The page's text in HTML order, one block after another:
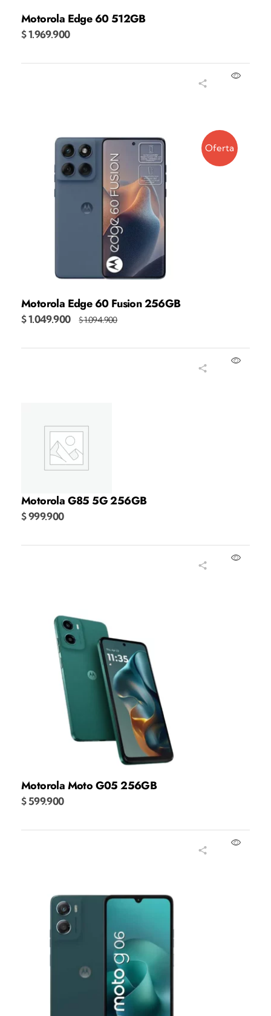
Motorola Edge 60 512GB
$1.969.900
Oferta
Motorola Edge 60 Fusion 256GB
$1.049.900 $1.094.900
Motorola G85 5G 256GB
$999.900
Motorola Moto G05 256GB
$599.900